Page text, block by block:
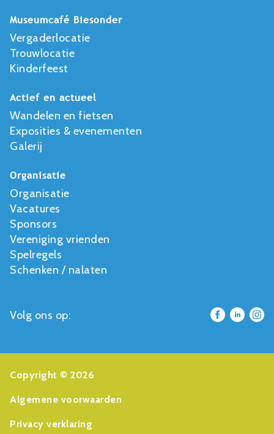
Museumcafé Biesonder
Vergaderlocatie
Trouwlocatie
Kinderfeest
Actief en actueel
Wandelen en fietsen
Exposities & evenementen
Galerij
Organisatie
Organisatie
Vacatures
Sponsors
Vereniging vrienden
Spelregels
Schenken / nalaten
Volg ons op:
Copyright © 2026
Algemene voorwaarden
Privacy verklaring